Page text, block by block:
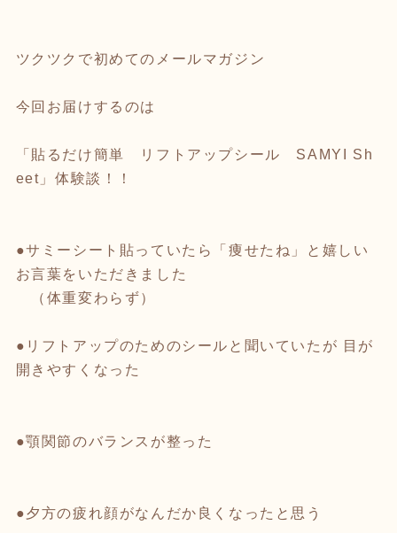
ツクツクで初めてのメールマガジン
今回お届けするのは
「貼るだけ簡単 リフトアップシール SAMYI Sh
eet」体験談！！
●サミーシート貼っていたら「痩せたね」と嬉しい
お言葉をいただきました
（体重変わらず）
●リフトアップのためのシールと聞いていたが 目が
開きやすくなった
●顎関節のバランスが整った
●夕方の疲れ顔がなんだか良くなったと思う